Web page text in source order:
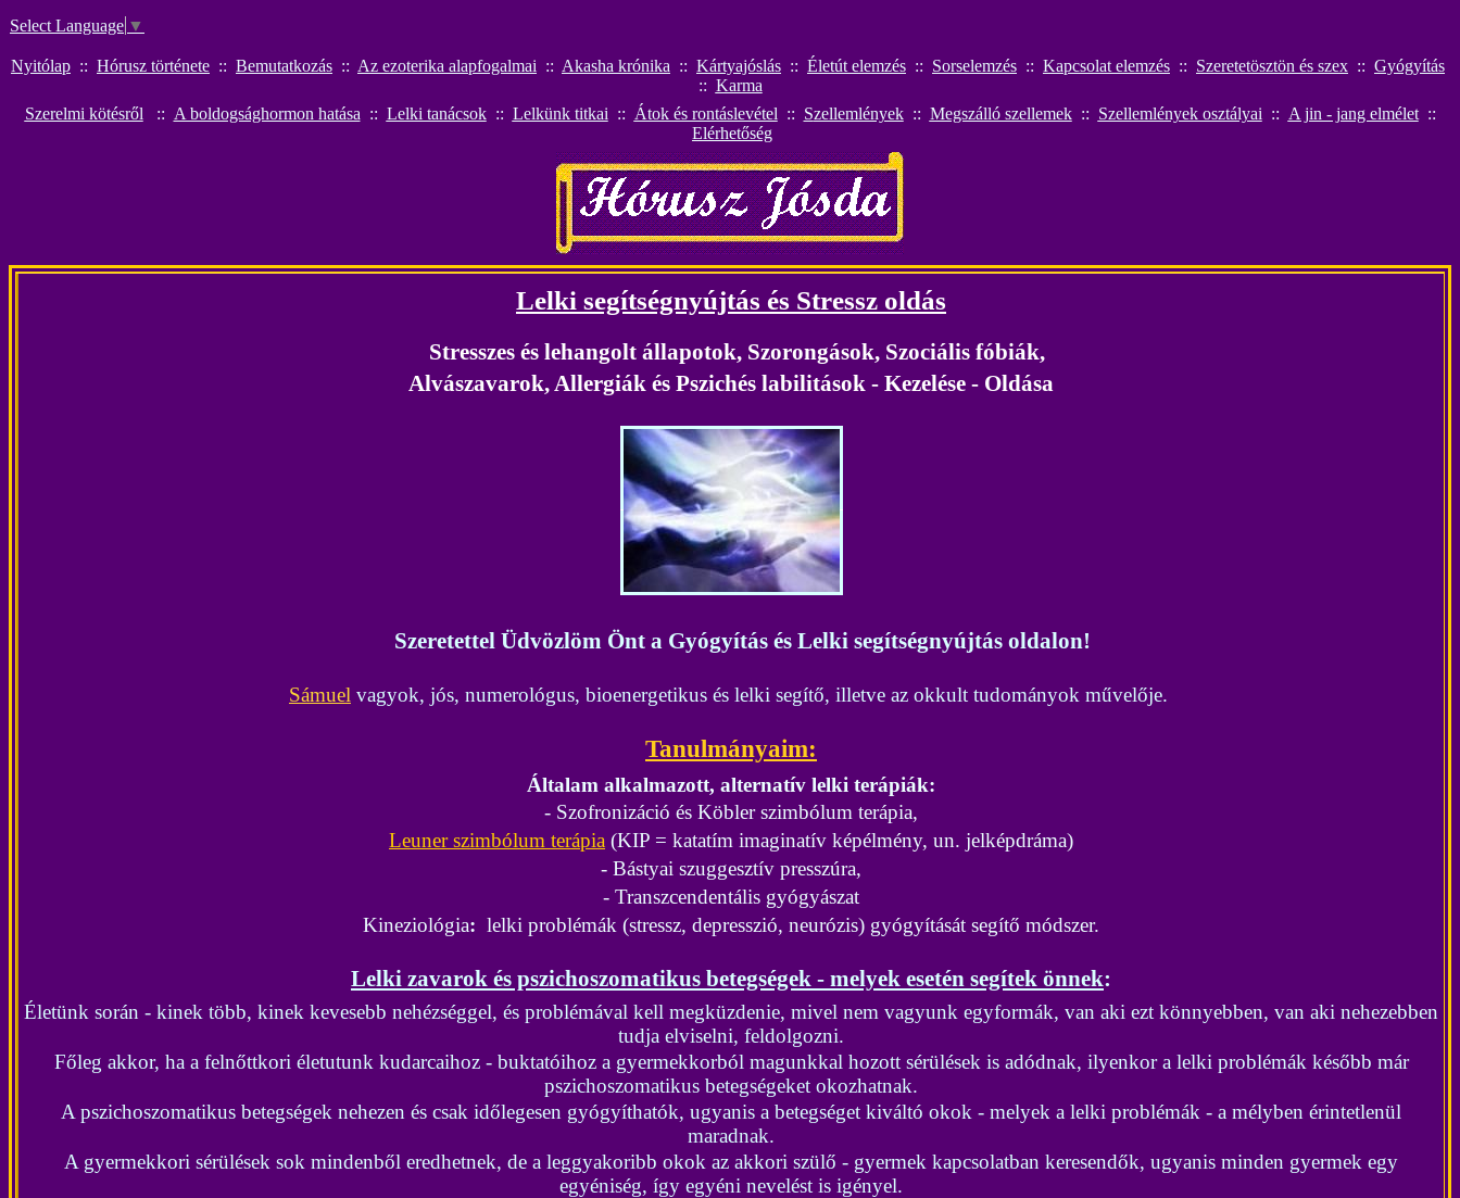
Select Language ▼
Nyitólap :: Hórusz története :: Bemutatkozás :: Az ezoterika alapfogalmai :: Akasha krónika :: Kártyajóslás :: Életút elemzés :: Sorselemzés :: Kapcsolat elemzés :: Szeretetösztön és szex :: Gyógyítás
:: Karma
Szerelmi kötésről
:: A boldogsághormon hatása :: Lelki tanácsok:: Lelkünk titkai :: Átok és rontáslevétel :: Szellemlények :: Megszálló szellemek :: Szellemlények osztályai :: A jin - jang elmélet::
Elérhetőség
Lelki segítségnyújtás és Stressz oldás
Stresszes és lehangolt állapotok, Szorongások, Szociális fóbiák,
Alvászavarok, Allergiák és Pszichés labilitások - Kezelése - Oldása
Szeretettel Üdvözlöm Önt a Gyógyítás és Lelki segítségnyújtás oldalon!
Sámuel vagyok, jós, numerológus, bioenergetikus és lelki segítő, illetve az okkult tudományok művelője.
Tanulmányaim:
Általam alkalmazott, alternatív lelki terápiák:
- Szofronizáció és Köbler szimbólum terápia,
Leuner szimbólum terápia (KIP = katatím imaginatív képélmény, un. jelképdráma)
- Bástyai szuggesztív presszúra,
- Transzcendentális gyógyászat
Kineziológia: lelki problémák (stressz, depresszió, neurózis) gyógyítását segítő módszer.
Lelki zavarok és pszichoszomatikus betegségek - melyek esetén segítek önnek:
Életünk során - kinek több, kinek kevesebb nehézséggel, és problémával kell megküzdenie, mivel nem vagyunk egyformák, van aki ezt könnyebben, van aki nehezebben
tudja elviselni, feldolgozni.
Főleg akkor, ha a felnőttkori életutunk kudarcaihoz - buktatóihoz a gyermekkorból magunkkal hozott sérülések is adódnak, ilyenkor a lelki problémák később már
pszichoszomatikus betegségeket okozhatnak.
A pszichoszomatikus betegségek nehezen és csak időlegesen gyógyíthatók, ugyanis a betegséget kiváltó okok - melyek a lelki problémák - a mélyben érintetlenül
maradnak.
A gyermekkori sérülések sok mindenből eredhetnek, de a leggyakoribb okok az akkori szülő - gyermek kapcsolatban keresendők, ugyanis minden gyermek egy
egyéniség, így egyéni nevelést is igényel.